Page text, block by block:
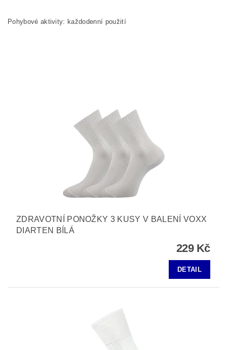
Pohybové aktivity: každodenní použití
ZDRAVOTNÍ PONOŽKY 3 KUSY V BALENÍ VOXX
DIARTEN BÍLÁ
229 Kč
DETAIL